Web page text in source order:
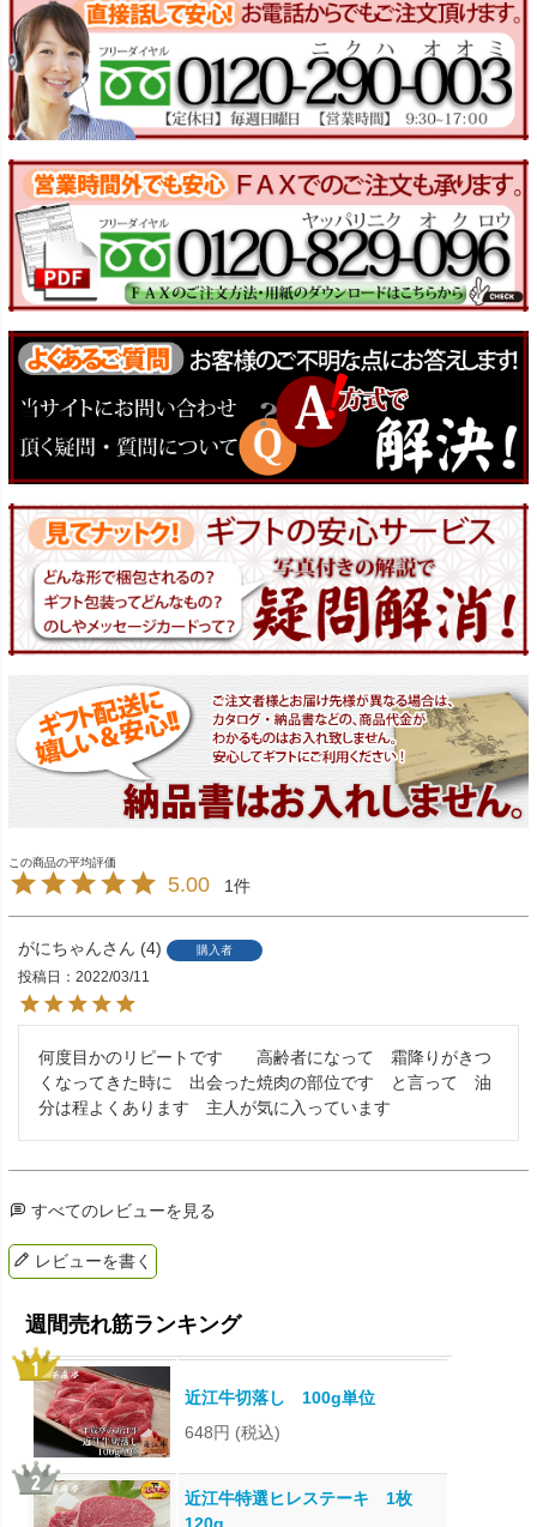
5.00 1
がにちゃん 4 購入者
投稿日 2022/03/11
何度目かのリピートです　　高齢者になって　霜降りがきつ
くなってきた時に　出会った焼肉の部位です　と言って　油
すべてのレビューを見る
レビューを書く
近江牛切落し 100g単位
648円 (税込)
近江牛特選ヒレステーキ 1枚